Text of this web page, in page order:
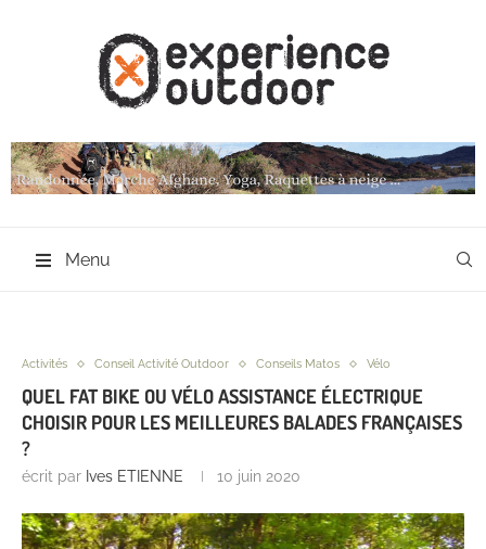
Menu
Activités Conseil Activité Outdoor Conseils Matos Vélo
QUEL FAT BIKE OU VÉLO ASSISTANCE ÉLECTRIQUE
CHOISIR POUR LES MEILLEURES BALADES FRANÇAISES
?
écrit par Ives ETIENNE 10 juin 2020